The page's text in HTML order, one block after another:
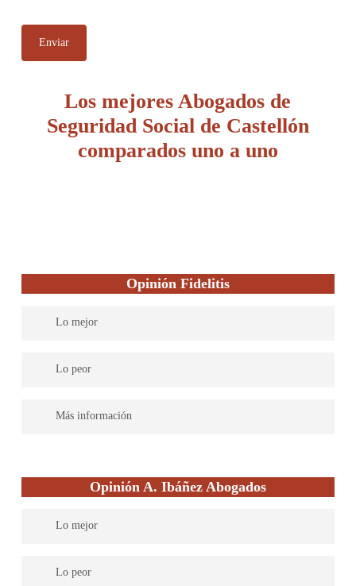
Los mejores Abogados de
Seguridad Social de Castellón
comparados uno a uno
Opinión Fidelitis
Lo mejor
Lo peor
Más información
asesoramiento completo en
asesoría legal eficiente y profesional, con una prioridad clara en
equipo de abogados de Pérez y Bravo se encuentra disponible
Opinión A. Ibáñez Abogados
Lo mejor
laboral y la seguridad social en este despacho va orientado a la
Lo peor